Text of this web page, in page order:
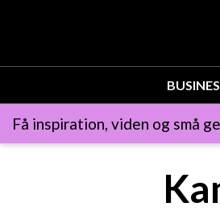
Få inspiration, viden og små